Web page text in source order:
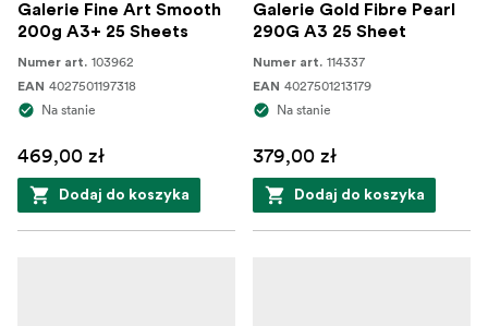
Galerie Fine Art Smooth
200g A3+ 25 Sheets
Numer art. 103962
EAN 4027501197318
Na stanie
469,00 zł
Dodaj do koszyka
Galerie Gold Fibre Pearl
290G A3 25 Sheet
Numer art. 114337
EAN 4027501213179
Na stanie
379,00 zł
Dodaj do koszyka